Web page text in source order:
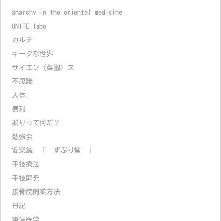
anarchy in the oriental medicine
UNITE-labo
カルテ
ギークな世界
サイエン（菜園）ス
不思議
人体
便利
凝りって何だ？
勉強会
安楽鍼 「 ずぶり堂 」
手技療法
手技開発
接骨院開業方法
日記
東洋医学